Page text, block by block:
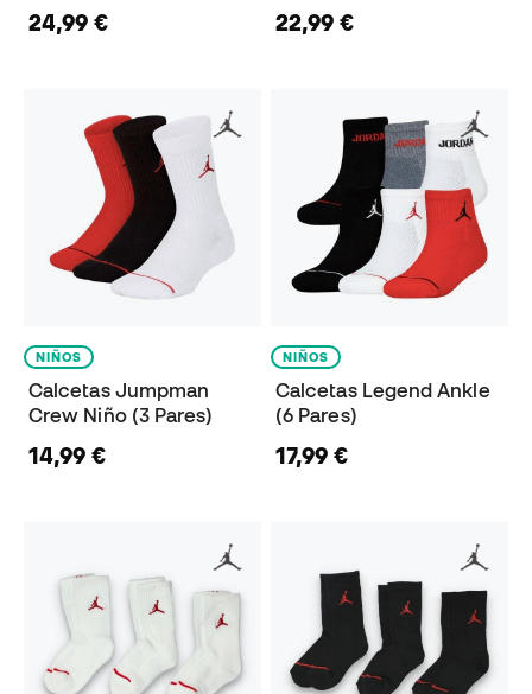
24,99 € 22,99 €
NIÑOS
Calcetas Jumpman
Crew Niño (3 Pares)
14,99 €
NIÑOS
Calcetas Legend Ankle
(6 Pares)
17,99 €